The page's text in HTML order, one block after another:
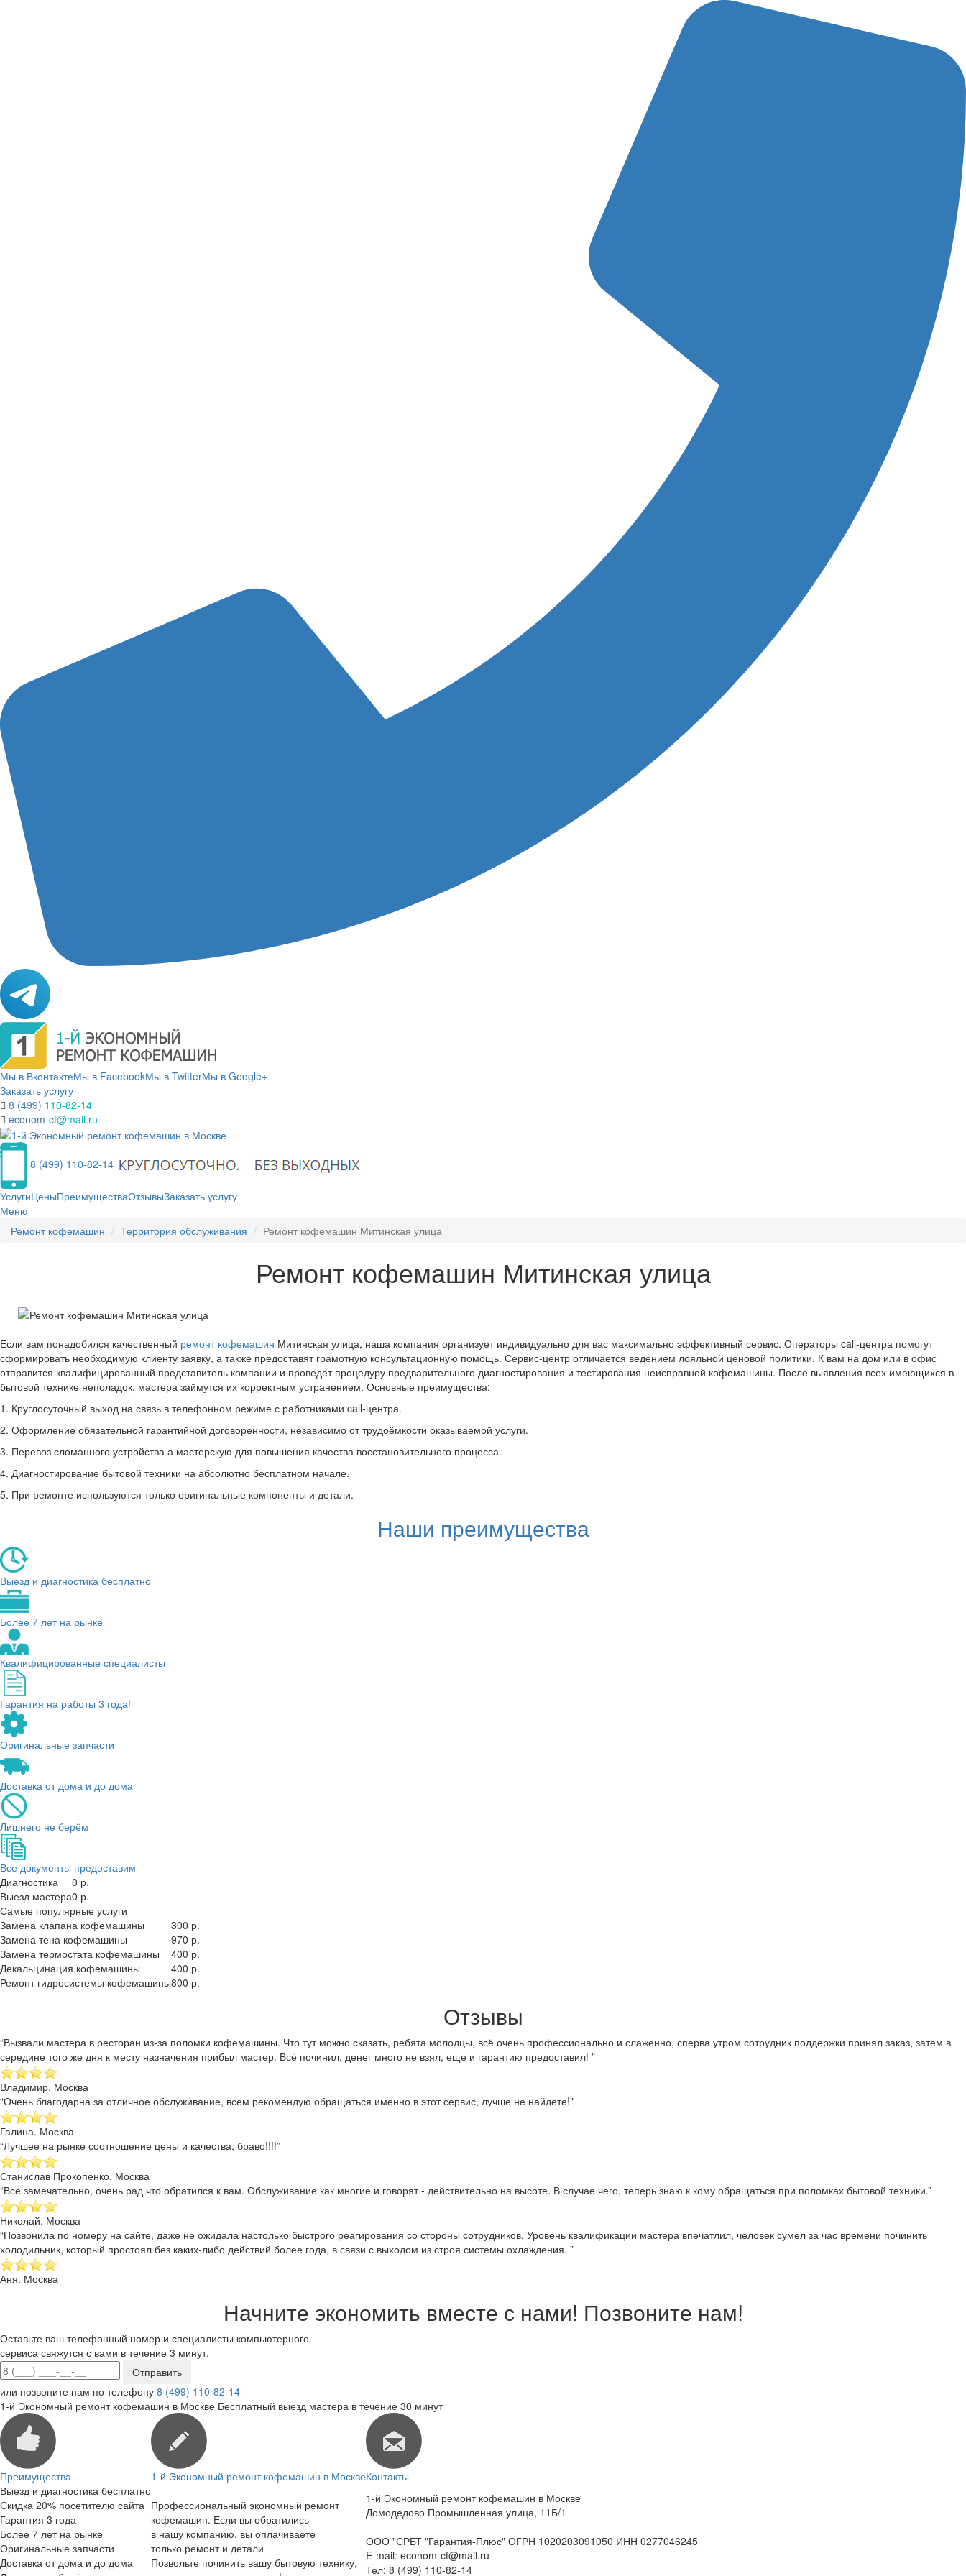
Мы в ВконтактеМы в FacebookМы в TwitterМы в Google+
Заказать услугу
8 (499) 110-82-14
econom-cf@mail.ru
8 (499) 110-82-14
УслугиЦеныПреимуществаОтзывыЗаказать услугу
Меню
Ремонт кофемашин
Территория обслуживания Ремонт кофемашин Митинская улица
Ремонт кофемашин Митинская улица
Если вам понадобился качественный ремонт кофемашин Митинская улица, наша компания организует индивидуально для вас максимально эффективный сервис. Операторы call-центра помогут
сформировать необходимую клиенту заявку, а также предоставят грамотную консультационную помощь. Сервис-центр отличается ведением лояльной ценовой политики. К вам на дом или в офис
отправится квалифицированный представитель компании и проведет процедуру предварительного диагностирования и тестирования неисправной кофемашины. После выявления всех имеющихся в
бытовой технике неполадок, мастера займутся их корректным устранением. Основные преимущества:
1. Круглосуточный выход на связь в телефонном режиме с работниками call-центра.
2. Оформление обязательной гарантийной договоренности, независимо от трудоёмкости оказываемой услуги.
3. Перевоз сломанного устройства а мастерскую для повышения качества восстановительного процесса.
4. Диагностирование бытовой техники на абсолютно бесплатном начале.
5. При ремонте используются только оригинальные компоненты и детали.
Наши преимущества
Выезд и диагностика бесплатно
Более 7 лет на рынке
Квалифицированные специалисты
Гарантия на работы 3 года!
Оригинальные запчасти
Доставка от дома и до дома
Лишнего не берём
Все документы предоставим
Диагностика
0 р.
Выезд мастера0 р.
Самые популярные услуги
Замена клапана кофемашины
300 р.
Замена тена кофемашины
970 р.
Замена термостата кофемашины
400 р.
Декальцинация кофемашины
400 р.
Ремонт гидросистемы кофемашины800 р.
Отзывы
“Вызвали мастера в ресторан из-за поломки кофемашины. Что тут можно сказать, ребята молодцы, всё очень профессионально и слаженно, сперва утром сотрудник поддержки принял заказ, затем в
середине того же дня к месту назначения прибыл мастер. Всё починил, денег много не взял, еще и гарантию предоставил! ”
Владимир. Москва
“Очень благодарна за отличное обслуживание, всем рекомендую обращаться именно в этот сервис, лучше не найдете!"
Галина. Москва
“Лучшее на рынке соотношение цены и качества, браво!!!!”
Станислав Прокопенко. Москва
“Всё замечательно, очень рад что обратился к вам. Обслуживание как многие и говорят - действительно на высоте. В случае чего, теперь знаю к кому обращаться при поломках бытовой техники.”
Николай. Москва
“Позвонила по номеру на сайте, даже не ожидала настолько быстрого реагирования со стороны сотрудников. Уровень квалификации мастера впечатлил, человек сумел за час времени починить
холодильник, который простоял без каких-либо действий более года, в связи с выходом из строя системы охлаждения. ”
Аня. Москва
Начните экономить вместе с нами! Позвоните нам!
Оставьте ваш телефонный номер и специалисты компьютерного
сервиса свяжутся с вами в течение 3 минут.
или позвоните нам по телефону 8 (499) 110-82-14
1-й Экономный ремонт кофемашин в Москве Бесплатный выезд мастера в течение 30 минут
Преимущества 1-й Экономный ремонт кофемашин в МосквеКонтакты
Выезд и диагностика бесплатно
Скидка 20% посетителю сайта
Гарантия 3 года
Более 7 лет на рынке
Оригинальные запчасти
Доставка от дома и до дома
Профессиональный экономный ремонт
кофемашин. Если вы обратились
в нашу компанию, вы оплачиваете
только ремонт и детали
Позвольте починить вашу бытовую технику,
1-й Экономный ремонт кофемашин в Москве
Домодедово Промышленная улица, 11Б/1
ООО "СРБТ "Гарантия-Плюс" ОГРН 1020203091050 ИНН 0277046245
E-mail: econom-cf@mail.ru
Тел: 8 (499) 110-82-14